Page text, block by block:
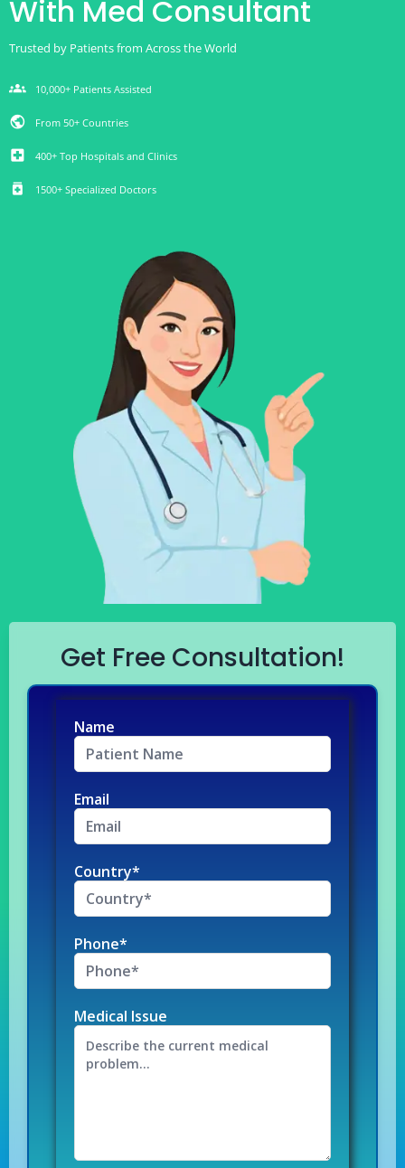
With Med Consultant
Trusted by Patients from Across the World
groups 10,000+ Patients Assisted
public From 50+ Countries
local_hospital 400+ Top Hospitals and Clinics
medication 1500+ Specialized Doctors
Get Free Consultation!
Name
Email
Country*
Phone*
Medical Issue